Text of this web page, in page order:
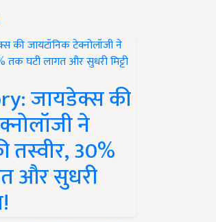
जायडेक्स की
ने
तस्वीर, 30%
और सुधरी